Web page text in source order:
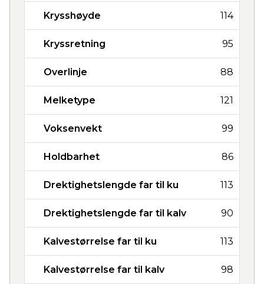
Krysshøyde 114
Kryssretning 95
Overlinje 88
Melketype 121
Voksenvekt 99
Holdbarhet 86
Drektighetslengde far til ku 113
Drektighetslengde far til kalv 90
Kalvestørrelse far til ku 113
Kalvestørrelse far til kalv 98